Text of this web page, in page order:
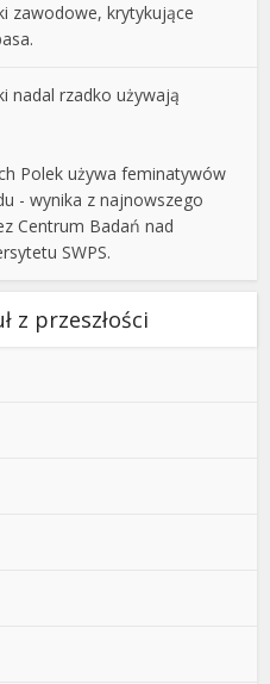
zawodowe, krytykujące
nadal rzadko używają
Polek używa feminatywów
- wynika z najnowszego
Centrum Badań nad
SWPS.
z przeszłości